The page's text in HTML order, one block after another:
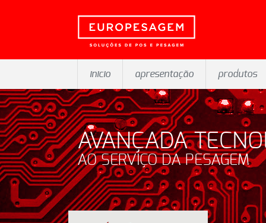
inicio apresentação produtos
AVANÇADA
AO SERVIÇO DA PESAGEM